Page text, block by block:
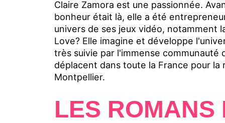
Claire Zamora est une passionnée.
bonheur était là, elle a été
univers de ses jeux vidéo, notamment
Love? Elle imagine et développe
très suivie par l'immense communauté
déplacent dans toute la France pour
Montpellier.
LES ROMANS